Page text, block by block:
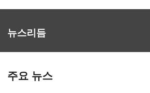
뉴스리듬
주요 뉴스